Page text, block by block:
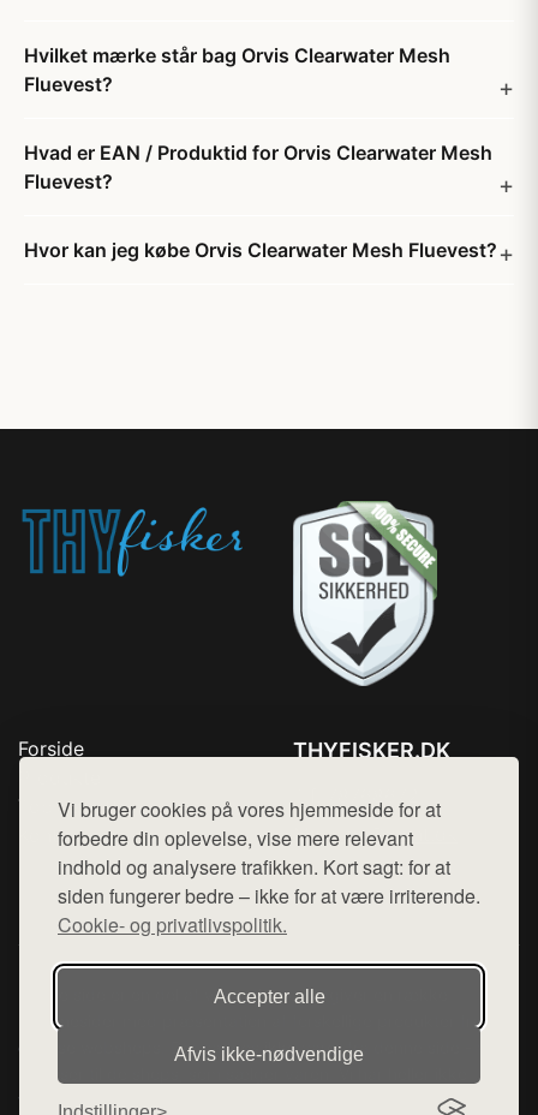
Vi bruger cookies på vores hjemmeside for at
forbedre din oplevelse, vise mere relevant
indhold og analysere trafikken. Kort sagt: for at
siden fungerer bedre – ikke for at være irriterende.
Cookie- og privatlivspolitik.
Accepter alle
Afvis ikke‑nødvendige
Hvilket mærke står bag Orvis Clearwater Mesh
Fluevest?
Hvad er EAN / Produktid for Orvis Clearwater Mesh
Fluevest?
Hvor kan jeg købe Orvis Clearwater Mesh Fluevest?
Forside
Top Rabatter
Kontakt
THYFISKER.DK
Mail: hej@want.dk
Cookie- og privatlivspolitik
Denne side er en del af want.dk, der udgiver en række
hjemmesider med præsentation af forskellige produkter fra
diverse webshops. Der sælges ikke varer fra denne side - vi
henviser til de shops, som sælger varen. Vi har heller ikke
varerne på lager.